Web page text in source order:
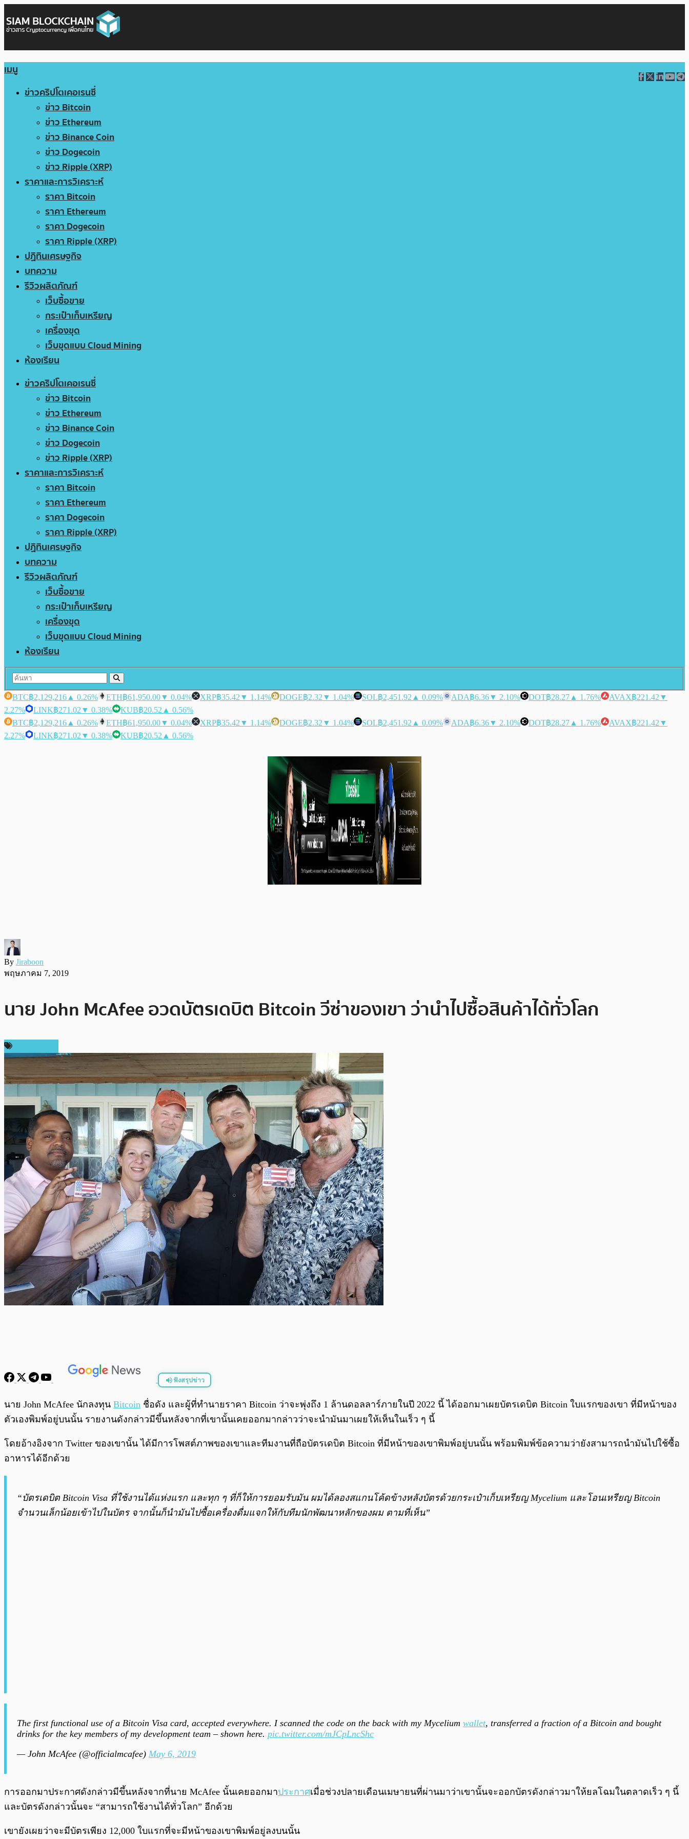
เมนู
ข่าวคริปโตเคอเรนซี่
ข่าว Bitcoin
ข่าว Ethereum
ข่าว Binance Coin
ข่าว Dogecoin
ข่าว Ripple (XRP)
ราคาและการวิเคราะห์
ราคา Bitcoin
ราคา Ethereum
ราคา Dogecoin
ราคา Ripple (XRP)
ปฏิทินเศรษฐกิจ
บทความ
รีวิวผลิตภัณฑ์
เว็บซื้อขาย
กระเป๋าเก็บเหรียญ
เครื่องขุด
เว็บขุดแบบ Cloud Mining
ห้องเรียน
ข่าวคริปโตเคอเรนซี่
ข่าว Bitcoin
ข่าว Ethereum
ข่าว Binance Coin
ข่าว Dogecoin
ข่าว Ripple (XRP)
ราคาและการวิเคราะห์
ราคา Bitcoin
ราคา Ethereum
ราคา Dogecoin
ราคา Ripple (XRP)
ปฏิทินเศรษฐกิจ
บทความ
รีวิวผลิตภัณฑ์
เว็บซื้อขาย
กระเป๋าเก็บเหรียญ
เครื่องขุด
เว็บขุดแบบ Cloud Mining
ห้องเรียน
BTC฿2,129,216 ▲ 0.26% ETH฿61,950.00▼ 0.04% XRP฿35.42 ▼ 1.14% DOGE฿2.32 ▼ 1.04% SOL฿2,451.92 ▲ 0.09% ADA฿6.36▼ 2.10% DOT฿28.27 ▲ 1.76% AVAX฿221.42 ▼
2.27%
LINK฿271.02 ▼ 0.38% KUB฿20.52 ▲ 0.56%
BTC฿2,129,216 ▲ 0.26% ETH฿61,950.00▼ 0.04% XRP฿35.42 ▼ 1.14% DOGE฿2.32 ▼ 1.04% SOL฿2,451.92 ▲ 0.09% ADA฿6.36▼ 2.10% DOT฿28.27 ▲ 1.76% AVAX฿221.42 ▼
2.27%
LINK฿271.02 ▼ 0.38% KUB฿20.52 ▲ 0.56%
By Jiraboon
พฤษภาคม 7, 2019
นาย John McAfee อวดบัตรเดบิต Bitcoin วีซ่าของเขา ว่านำไปซื้อสินค้าได้ทั่วโลก
ฟังสรุปข่าว
พร้อมเล่น / 0:00
นาย John McAfee นักลงทุน Bitcoin ชื่อดัง และผู้ที่ทำนายราคา Bitcoin ว่าจะพุ่งถึง 1 ล้านดอลลาร์ภายในปี 2022 นี้ ได้ออกมาเผยบัตรเดบิต Bitcoin ใบแรกของเขา ที่มีหน้าของ
ตัวเองพิมพ์อยู่บนนั้น รายงานดังกล่าวมีขึ้นหลังจากที่เขานั้นเคยออกมากล่าวว่าจะนำมันมาเผยให้เห็นในเร็ว ๆ นี้
โดยอ้างอิงจาก Twitter ของเขานั้น ได้มีการโพสต์ภาพของเขาและทีมงานที่ถือบัตรเดบิต Bitcoin ที่มีหน้าของเขาพิมพ์อยู่บนนั้น พร้อมพิมพ์ข้อความว่ายังสามารถนำมันไปใช้ซื้อ
อาหารได้อีกด้วย
“บัตรเดบิต Bitcoin Visa ที่ใช้งานได้แห่งแรก และทุก ๆ ที่ก็ให้การยอมรับมัน ผมได้ลองสแกนโค้ดข้างหลังบัตรด้วยกระเป๋าเก็บเหรียญ Mycelium และโอนเหรียญ Bitcoin
จำนวนเล็กน้อยเข้าไปในบัตร จากนั้นก็นำมันไปซื้อเครื่องดื่มแจกให้กับทีมนักพัฒนาหลักของผม ตามที่เห็น”
The first functional use of a Bitcoin Visa card, accepted everywhere. I scanned the code on the back with my Mycelium wallet, transferred a fraction of a Bitcoin and bought
drinks for the key members of my development team – shown here. pic.twitter.com/mJCpLncShc
— John McAfee (@officialmcafee) May 6, 2019
การออกมาประกาศดังกล่าวมีขึ้นหลังจากที่นาย McAfee นั้นเคยออกมาประกาศเมื่อช่วงปลายเดือนเมษายนที่ผ่านมาว่าเขานั้นจะออกบัตรดังกล่าวมาให้ยลโฉมในตลาดเร็ว ๆ นี้
และบัตรดังกล่าวนั้นจะ “สามารถใช้งานได้ทั่วโลก” อีกด้วย
เขายังเผยว่าจะมีบัตรเพียง 12,000 ใบแรกที่จะมีหน้าของเขาพิมพ์อยู่ลงบนนั้น